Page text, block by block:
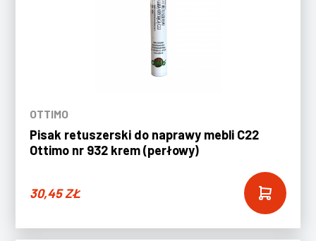
OTTIMO
Pisak retuszerski do naprawy mebli C22
Ottimo nr 932 krem (perłowy)
30,45ZŁ